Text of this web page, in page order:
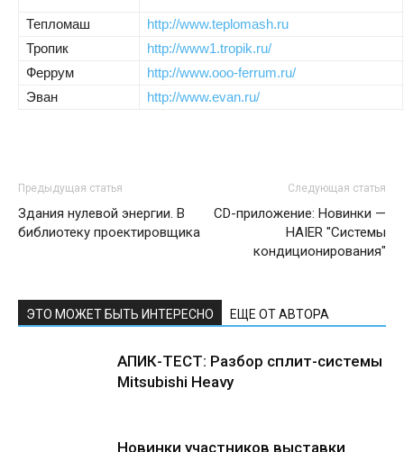
Тепломаш
http://www.teplomash.ru
Тропик
http://www1.tropik.ru/
Феррум
http://www.ooo-ferrum.ru/
Эван
http://www.evan.ru/
Предыдущая статья
Здания нулевой энергии. В
библиотеку проектировщика
Следующая статья
CD-приложение: Новинки —
HAIER "Системы
кондиционирования"
ЭТО МОЖЕТ БЫТЬ ИНТЕРЕСНО ЕЩЕ ОТ АВТОРА
АПИК-ТЕСТ: Разбор сплит-системы
Mitsubishi Heavy
Новинки участников выставки